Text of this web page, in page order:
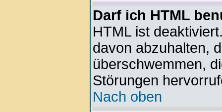
Darf ich HTML
HTML ist
davon abzuhalten,
überschwemmen,
Störungen
Nach oben